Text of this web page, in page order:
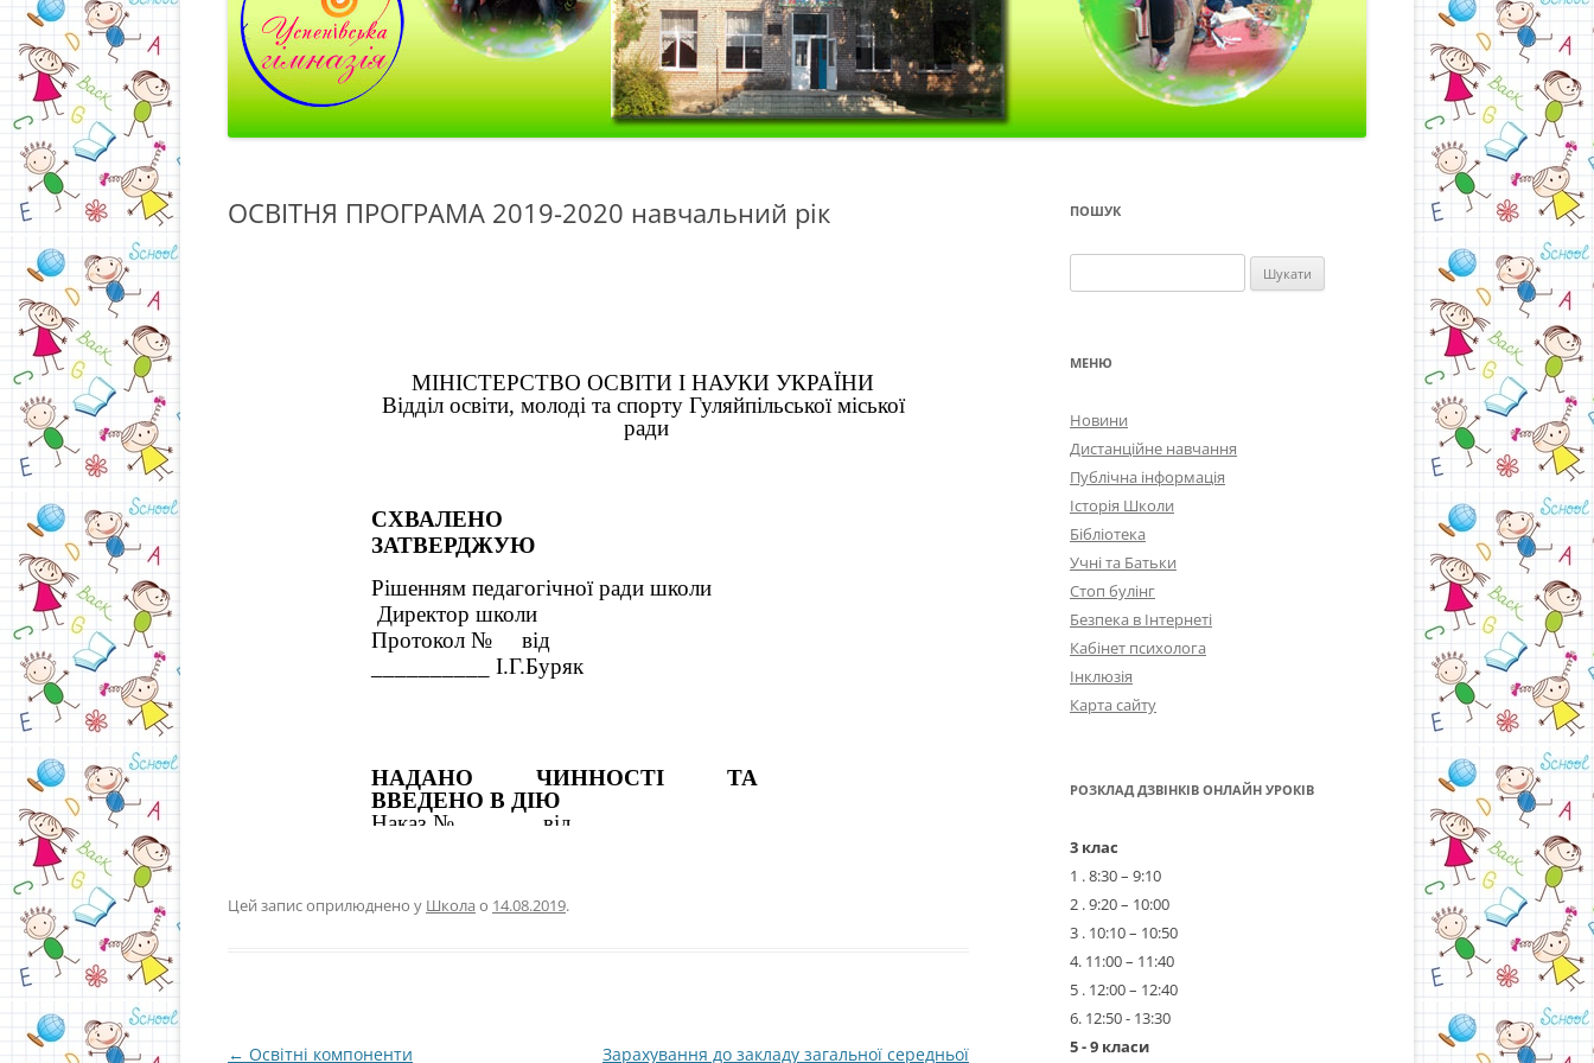
ОСВІТНЯ ПРОГРАМА 2019-2020 навчальний рік
Цей запис оприлюднено у Школа о 14.08.2019.
Навігація
← Освітні компоненти Зарахування до закладу загальної середньої
ПОШУК
МЕНЮ
Новини
Дистанційне навчання
Публічна інформація
Історія Школи
Бібліотека
Учні та Батьки
Стоп булінг
Безпека в Інтернеті
Кабінет психолога
Інклюзія
Карта сайту
РОЗКЛАД ДЗВІНКІВ ОНЛАЙН УРОКІВ
3 клас
1 . 8:30 – 9:10
2 . 9:20 – 10:00
3 . 10:10 – 10:50
4. 11:00 – 11:40
5 . 12:00 – 12:40
6. 12:50 - 13:30
5 - 9 класи